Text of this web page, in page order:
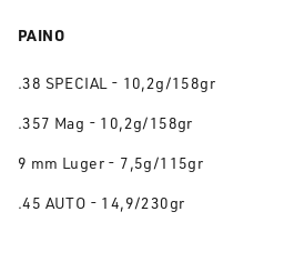
PAINO
.38 SPECIAL - 10,2g/158gr
.357 Mag - 10,2g/158gr
9 mm Luger - 7,5g/115gr
.45 AUTO - 14,9/230gr